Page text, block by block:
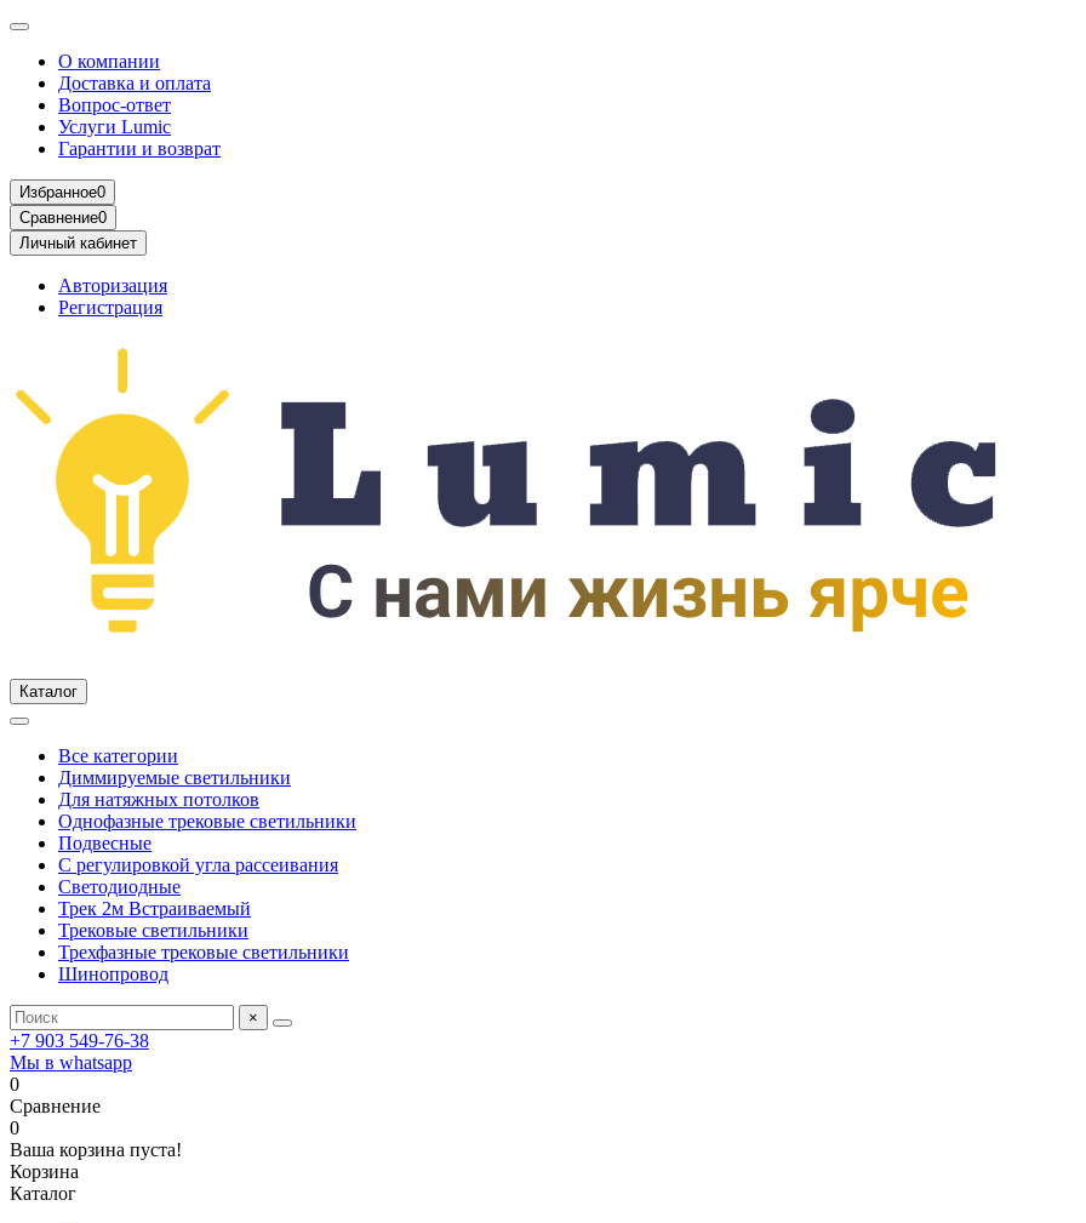
О компании
Доставка и оплата
Вопрос-ответ
Услуги Lumic
Гарантии и возврат
Избранное0
Сравнение0
Личный кабинет
Авторизация
Регистрация
Каталог
Все категории
Диммируемые светильники
Для натяжных потолков
Однофазные трековые светильники
Подвесные
С регулировкой угла рассеивания
Светодиодные
Трек 2м Встраиваемый
Трековые светильники
Трехфазные трековые светильники
Шинопровод
×
+7 903 549-76-38
Мы в whatsapp
0
Сравнение
0
Ваша корзина пуста!
Корзина
Каталог